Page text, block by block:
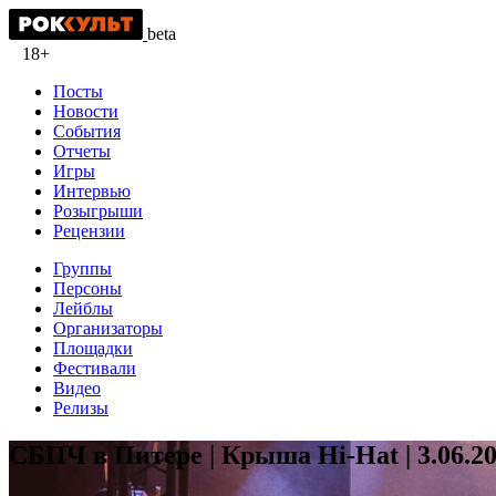
beta
18+
Посты
Новости
События
Отчеты
Игры
Интервью
Розыгрыши
Рецензии
Группы
Персоны
Лейблы
Организаторы
Площадки
Фестивали
Видео
Релизы
СБПЧ в Питере | Крыша Hi-Hat |